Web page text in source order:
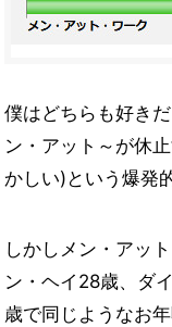
僕はどちらも好き
ン・アット～が休
かしい)という爆発
しかしメン・アッ
ン・ヘイ28歳、ダ
歳で同じようなお